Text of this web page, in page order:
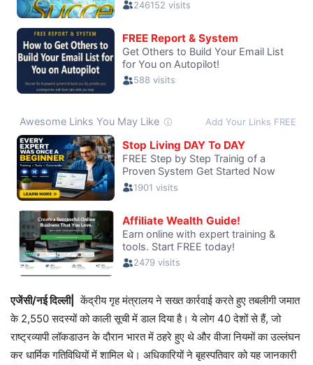
एजेंसी/नई दिल्ली| केंद्रीय गृह मंत्रालय ने सख्त कार्रवाई करते हुए तबलीगी जमात
के 2,550 सदस्यों को काली सूची में डाल दिया है। ये लोग 40 देशों से हैं, जो
राष्ट्रव्यापी लॉकडाउन के दौरान भारत में ठहरे हुए थे और वीजा नियमों का उल्लंघन
कर धार्मिक गतिविधियों में शामिल थे। अधिकारियों ने बृहस्पतिवार को यह जानकारी